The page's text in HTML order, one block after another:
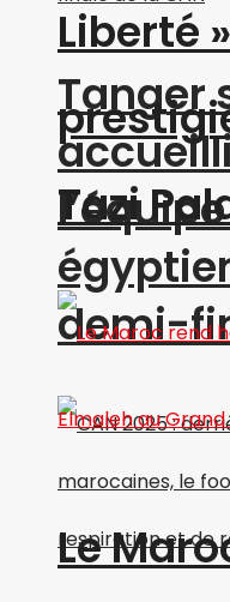
Tanger
demi-
Liberté
Tazi
Le